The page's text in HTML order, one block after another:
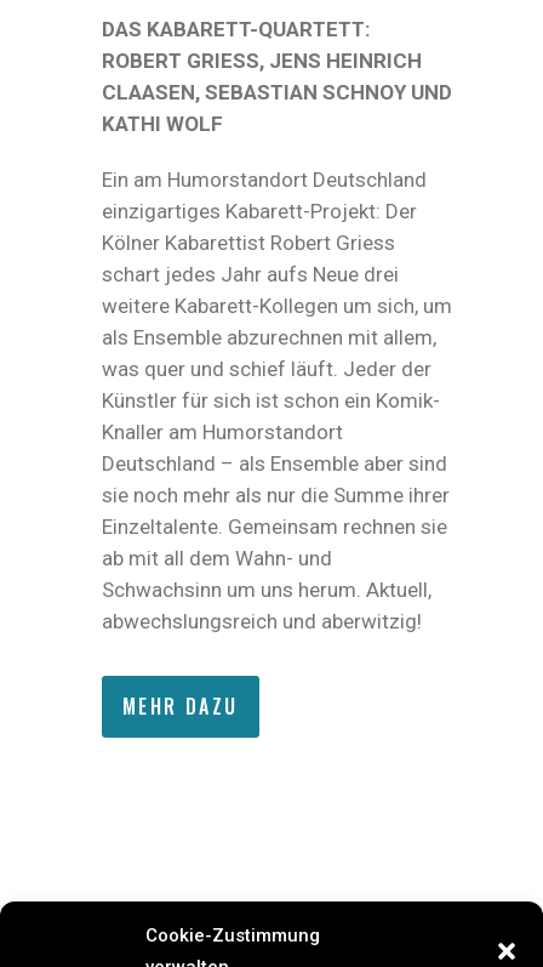
Cookie-Zustimmung
DAS KABARETT-QUARTETT:
ROBERT GRIESS, JENS HEINRICH
CLAASEN, SEBASTIAN SCHNOY UND
KATHI WOLF
Ein am Humorstandort Deutschland
einzigartiges Kabarett-Projekt: Der
Kölner Kabarettist Robert Griess
schart jedes Jahr aufs Neue drei
weitere Kabarett-Kollegen um sich, um
als Ensemble abzurechnen mit allem,
was quer und schief läuft. Jeder der
Künstler für sich ist schon ein Komik-
Knaller am Humorstandort
Deutschland – als Ensemble aber sind
sie noch mehr als nur die Summe ihrer
Einzeltalente. Gemeinsam rechnen sie
ab mit all dem Wahn- und
Schwachsinn um uns herum. Aktuell,
abwechslungsreich und aberwitzig!
MEHR DAZU